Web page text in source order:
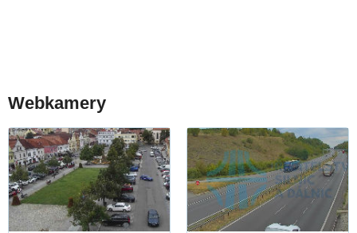
Webkamery